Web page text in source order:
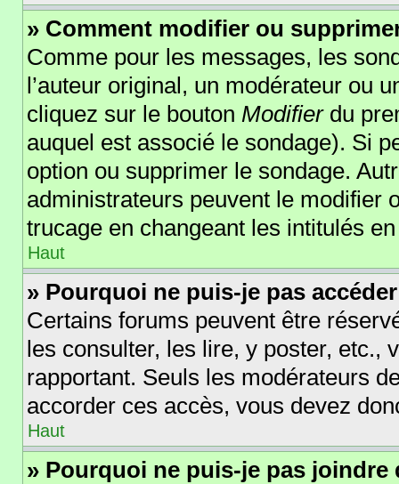
» Comment modifier ou
Comme pour les messages, les
l’auteur original, un modérateur ou
cliquez sur le bouton Modifierdu
auquel est associé le sondage). Si
option ou supprimer le sondage.
administrateurs peuvent le modifier
trucage en changeant les intitulés
Haut
» Pourquoi ne puis-je pas
Certains forums peuvent être
les consulter, les lire, y poster, etc.,
rapportant. Seuls les modérateurs
accorder ces accès, vous devez
Haut
» Pourquoi ne puis-je pas joindre